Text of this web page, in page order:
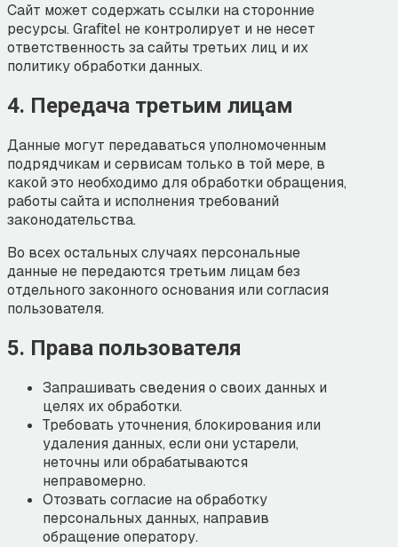
Сайт может содержать ссылки на сторонние
ресурсы. Grafitel не контролирует и не несет
ответственность за сайты третьих лиц и их
политику обработки данных.
4. Передача третьим лицам
Данные могут передаваться уполномоченным
подрядчикам и сервисам только в той мере, в
какой это необходимо для обработки обращения,
работы сайта и исполнения требований
законодательства.
Во всех остальных случаях персональные
данные не передаются третьим лицам без
отдельного законного основания или согласия
пользователя.
5. Права пользователя
Запрашивать сведения о своих данных и
целях их обработки.
Требовать уточнения, блокирования или
удаления данных, если они устарели,
неточны или обрабатываются
неправомерно.
Отозвать согласие на обработку
персональных данных, направив
обращение оператору.